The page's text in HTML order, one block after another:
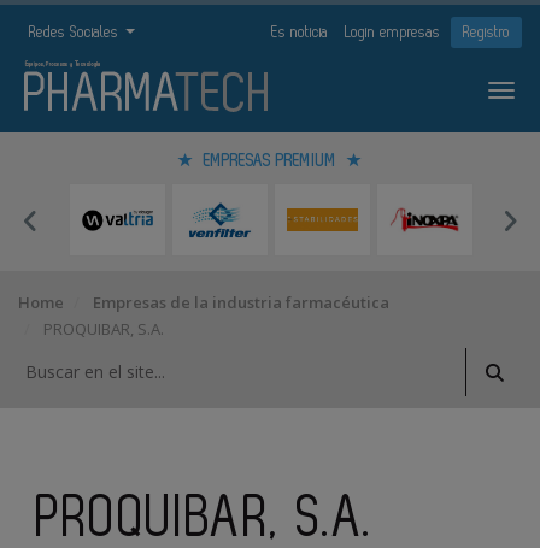
Redes Sociales Es noticia Login empresas Registro
EMPRESAS PREMIUM
Home
Empresas de la industria farmacéutica
PROQUIBAR, S.A.
PROQUIBAR, S.A.